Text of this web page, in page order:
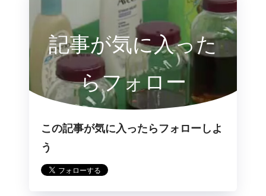
記事が気に入った
らフォロー
この記事が気に入ったらフォローしよ
う